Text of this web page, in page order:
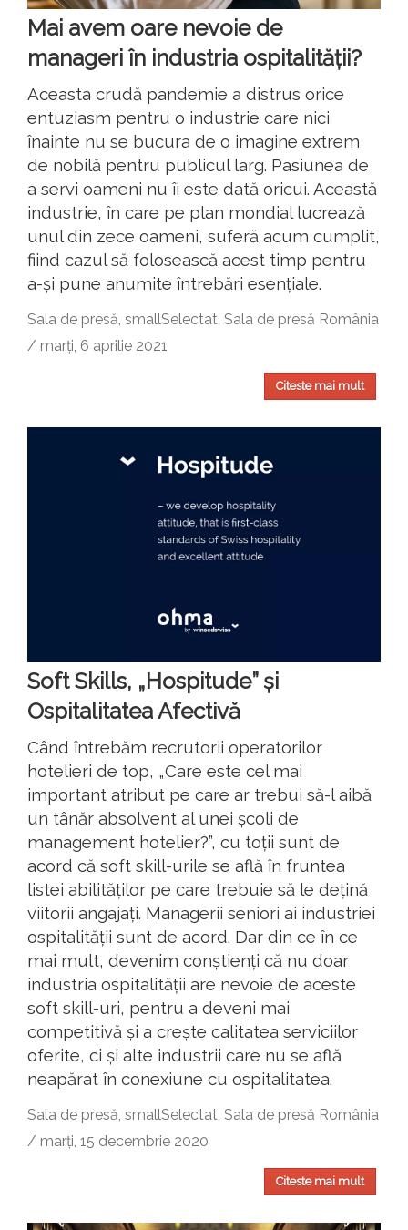
Mai avem oare nevoie de
manageri în industria ospitalității?
Aceasta crudă pandemie a distrus orice
entuziasm pentru o industrie care nici
înainte nu se bucura de o imagine extrem
de nobilă pentru publicul larg. Pasiunea de
a servi oameni nu îi este dată oricui. Această
industrie, în care pe plan mondial lucrează
unul din zece oameni, suferă acum cumplit,
fiind cazul să folosească acest timp pentru
a-și pune anumite întrebări esențiale.
Sala de presă, smallSelectat, Sala de presă România
/ marți, 6 aprilie 2021
Citeste mai mult
Soft Skills, „Hospitude” și
Ospitalitatea Afectivă
Când întrebăm recrutorii operatorilor
hotelieri de top, „Care este cel mai
important atribut pe care ar trebui să-l aibă
un tânăr absolvent al unei școli de
management hotelier?”, cu toții sunt de
acord că soft skill-urile se află în fruntea
listei abilităților pe care trebuie să le dețină
viitorii angajați. Managerii seniori ai industriei
ospitalității sunt de acord. Dar din ce în ce
mai mult, devenim conștienți că nu doar
industria ospitalității are nevoie de aceste
soft skill-uri, pentru a deveni mai
competitivă și a crește calitatea serviciilor
oferite, ci și alte industrii care nu se află
neapărat în conexiune cu ospitalitatea.
Sala de presă, smallSelectat, Sala de presă România
/ marți, 15 decembrie 2020
Citeste mai mult